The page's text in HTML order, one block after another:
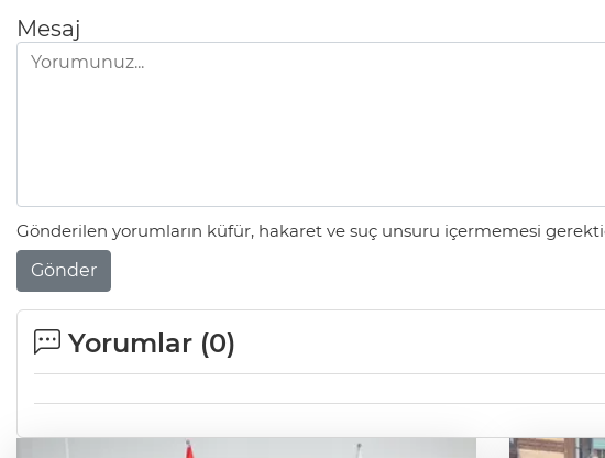
Mesaj
Gönderilen yorumların küfür, hakaret ve suç unsuru içermemesi
Gönder
Yorumlar (0)